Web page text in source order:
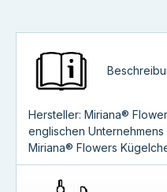
Hersteller: Miriana®
englischen Unternehmens
Miriana® Flowers